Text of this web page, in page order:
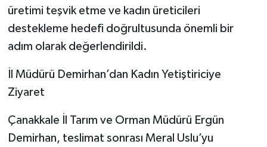
üretimi teşvik etme ve kadın üreticileri
destekleme hedefi doğrultusunda önemli bir
adım olarak değerlendirildi.
İl Müdürü Demirhan’dan Kadın Yetiştiriciye
Ziyaret
Çanakkale İl Tarım ve Orman Müdürü Ergün
Demirhan, teslimat sonrası Meral Uslu’yu